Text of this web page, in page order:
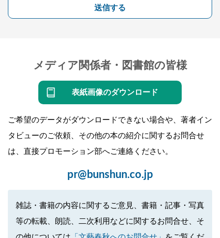
送信する
メディア関係者・図書館の皆様
表紙画像のダウンロード
ご希望のデータがダウンロードできない場合や、著者イン
タビューのご依頼、その他の本の紹介に関するお問合せ
は、直接プロモーション部へご連絡ください。
pr@bunshun.co.jp
雑誌・書籍の内容に関するご意見、書籍・記事・写真
等の転載、朗読、二次利用などに関するお問合せ、そ